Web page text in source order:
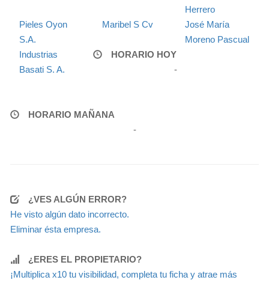
Herrero
Pieles Oyon
S.A.
Maribel S Cv
José María
Moreno Pascual
Industrias
Basati S. A.
HORARIO HOY
-
HORARIO MAÑANA
-
¿VES ALGÚN ERROR?
He visto algún dato incorrecto.
Eliminar ésta empresa.
¿ERES EL PROPIETARIO?
¡Multiplica x10 tu visibilidad, completa tu ficha y atrae más